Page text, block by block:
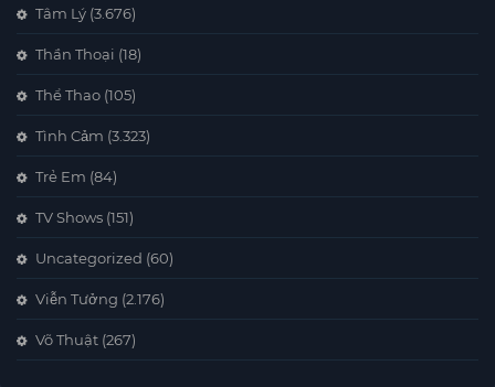
Tâm Lý (3.676)
Thần Thoại (18)
Thể Thao (105)
Tình Cảm (3.323)
Trẻ Em (84)
TV Shows (151)
Uncategorized (60)
Viễn Tưởng (2.176)
Võ Thuật (267)